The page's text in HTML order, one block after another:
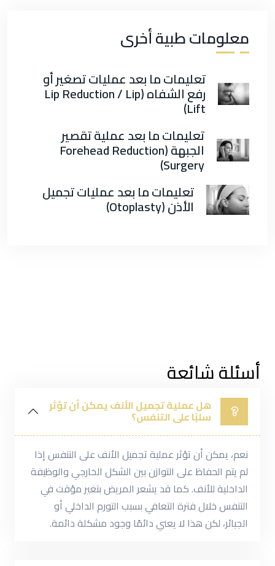
معلومات طبية أخرى
تعليمات ما بعد عمليات تصغير أو
رفع الشفاه (Lip Reduction / Lip
Lift)
تعليمات ما بعد عملية تقصير
الجبهة (Forehead Reduction
Surgery)
تعليمات ما بعد عمليات تجميل
الأذن (Otoplasty)
أسئلة شائعة
هل عملية تجميل الأنف يمكن أن تؤثر
سلبًا على التنفس؟
نعم، يمكن أن تؤثر عملية تجميل الأنف على التنفس إذا
لم يتم الحفاظ على التوازن بين الشكل الخارجي والوظيفة
الداخلية للأنف. كما قد يشعر المريض بتغير مؤقت في
التنفس خلال فترة التعافي بسبب التورم الداخلي أو
الجبائر، لكن هذا لا يعني دائمًا وجود مشكلة دائمة.